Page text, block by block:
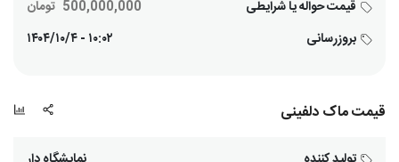
قیمت حواله یا شرایطی
500,000,000 تومان
بروزرسانی
۱۰:۰۲ - ۱۴۰۴/۱۰/۴
قیمت ماک دلفینی